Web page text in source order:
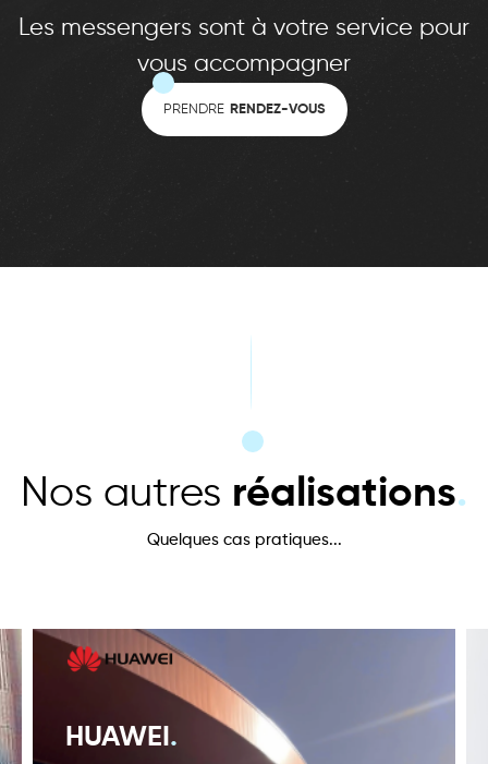
Les messengers sont à votre service pour
vous accompagner
PRENDRE RENDEZ-VOUS
Nos autres réalisations.
Quelques cas pratiques...
HUAWEI .